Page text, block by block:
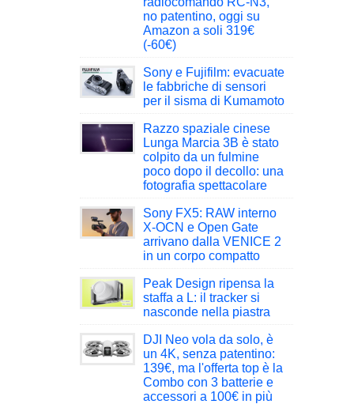
no patentino, oggi su
Amazon a soli 319€
(-60€)
Sony e Fujifilm: evacuate
le fabbriche di sensori
per il sisma di Kumamoto
Razzo spaziale cinese
Lunga Marcia 3B è stato
colpito da un fulmine
poco dopo il decollo: una
fotografia spettacolare
Sony FX5: RAW interno
X-OCN e Open Gate
arrivano dalla VENICE 2
in un corpo compatto
Peak Design ripensa la
staffa a L: il tracker si
nasconde nella piastra
DJI Neo vola da solo, è
un 4K, senza patentino:
139€, ma l'offerta top è la
Combo con 3 batterie e
accessori a 100€ in più